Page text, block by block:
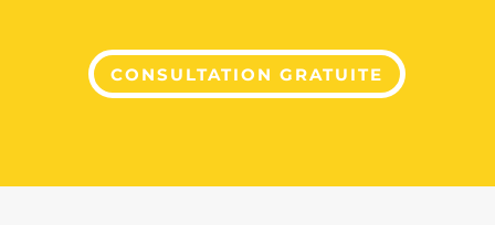
CONSULTATION GRATUITE